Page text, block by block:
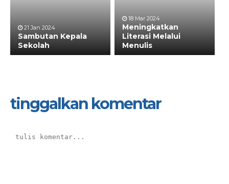
21 Jan 2024
Sambutan Kepala
Sekolah
18 Mar 2024
Meningkatkan
Literasi Melalui
Menulis
tinggalkan komentar